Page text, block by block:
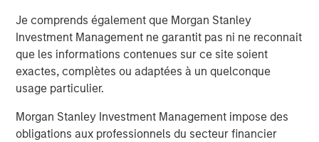
Je comprends également que Morgan Stanley
Investment Management ne garantit pas ni ne reconnait
que les informations contenues sur ce site soient
exactes, complètes ou adaptées à un quelconque
usage particulier.
Morgan Stanley Investment Management impose des
obligations aux professionnels du secteur financier
We continue to believe that hedge funds will play a
valuable role in investor portfolios during 2026,
regardless of the market’s ultimate direction. If markets
continue to climb higher, we believe hedge funds have
earned a place in investor portfolios on their own merit:
9.12% annualized return since inception, nearly matching
the average annual return of the S&P 500 of 9.67%, but